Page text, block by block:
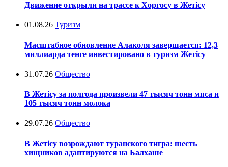
Движение открыли на трассе к Хоргосу в Жетісу
01.08.26 Туризм
Масштабное обновление Алаколя завершается: 12,3
миллиарда тенге инвестировано в туризм Жетісу
31.07.26 Общество
В Жетісу за полгода произвели 47 тысяч тонн мяса и
105 тысяч тонн молока
29.07.26 Общество
В Жетісу возрождают туранского тигра: шесть
хищников адаптируются на Балхаше